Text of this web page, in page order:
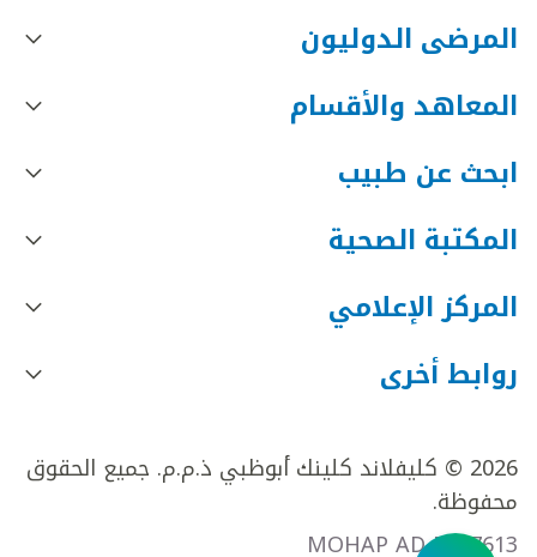
المرضى الدوليون
المعاهد والأقسام
ابحث عن طبيب
المكتبة الصحية
المركز الإعلامي
روابط أخرى
2026 © كليفلاند كلينك أبوظبي ذ.م.م. جميع الحقوق
محفوظة.
MOHAP AD FR27613